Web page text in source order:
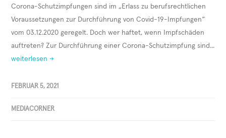
Corona-Schutzimpfungen sind im „Erlass zu berufsrechtlichen
Voraussetzungen zur Durchführung von Covid-19-Impfungen“
vom 03.12.2020 geregelt. Doch wer haftet, wenn Impfschäden
auftreten? Zur Durchführung einer Corona-Schutzimpfung sind...
weiterlesen →
FEBRUAR 5, 2021
MEDIACORNER